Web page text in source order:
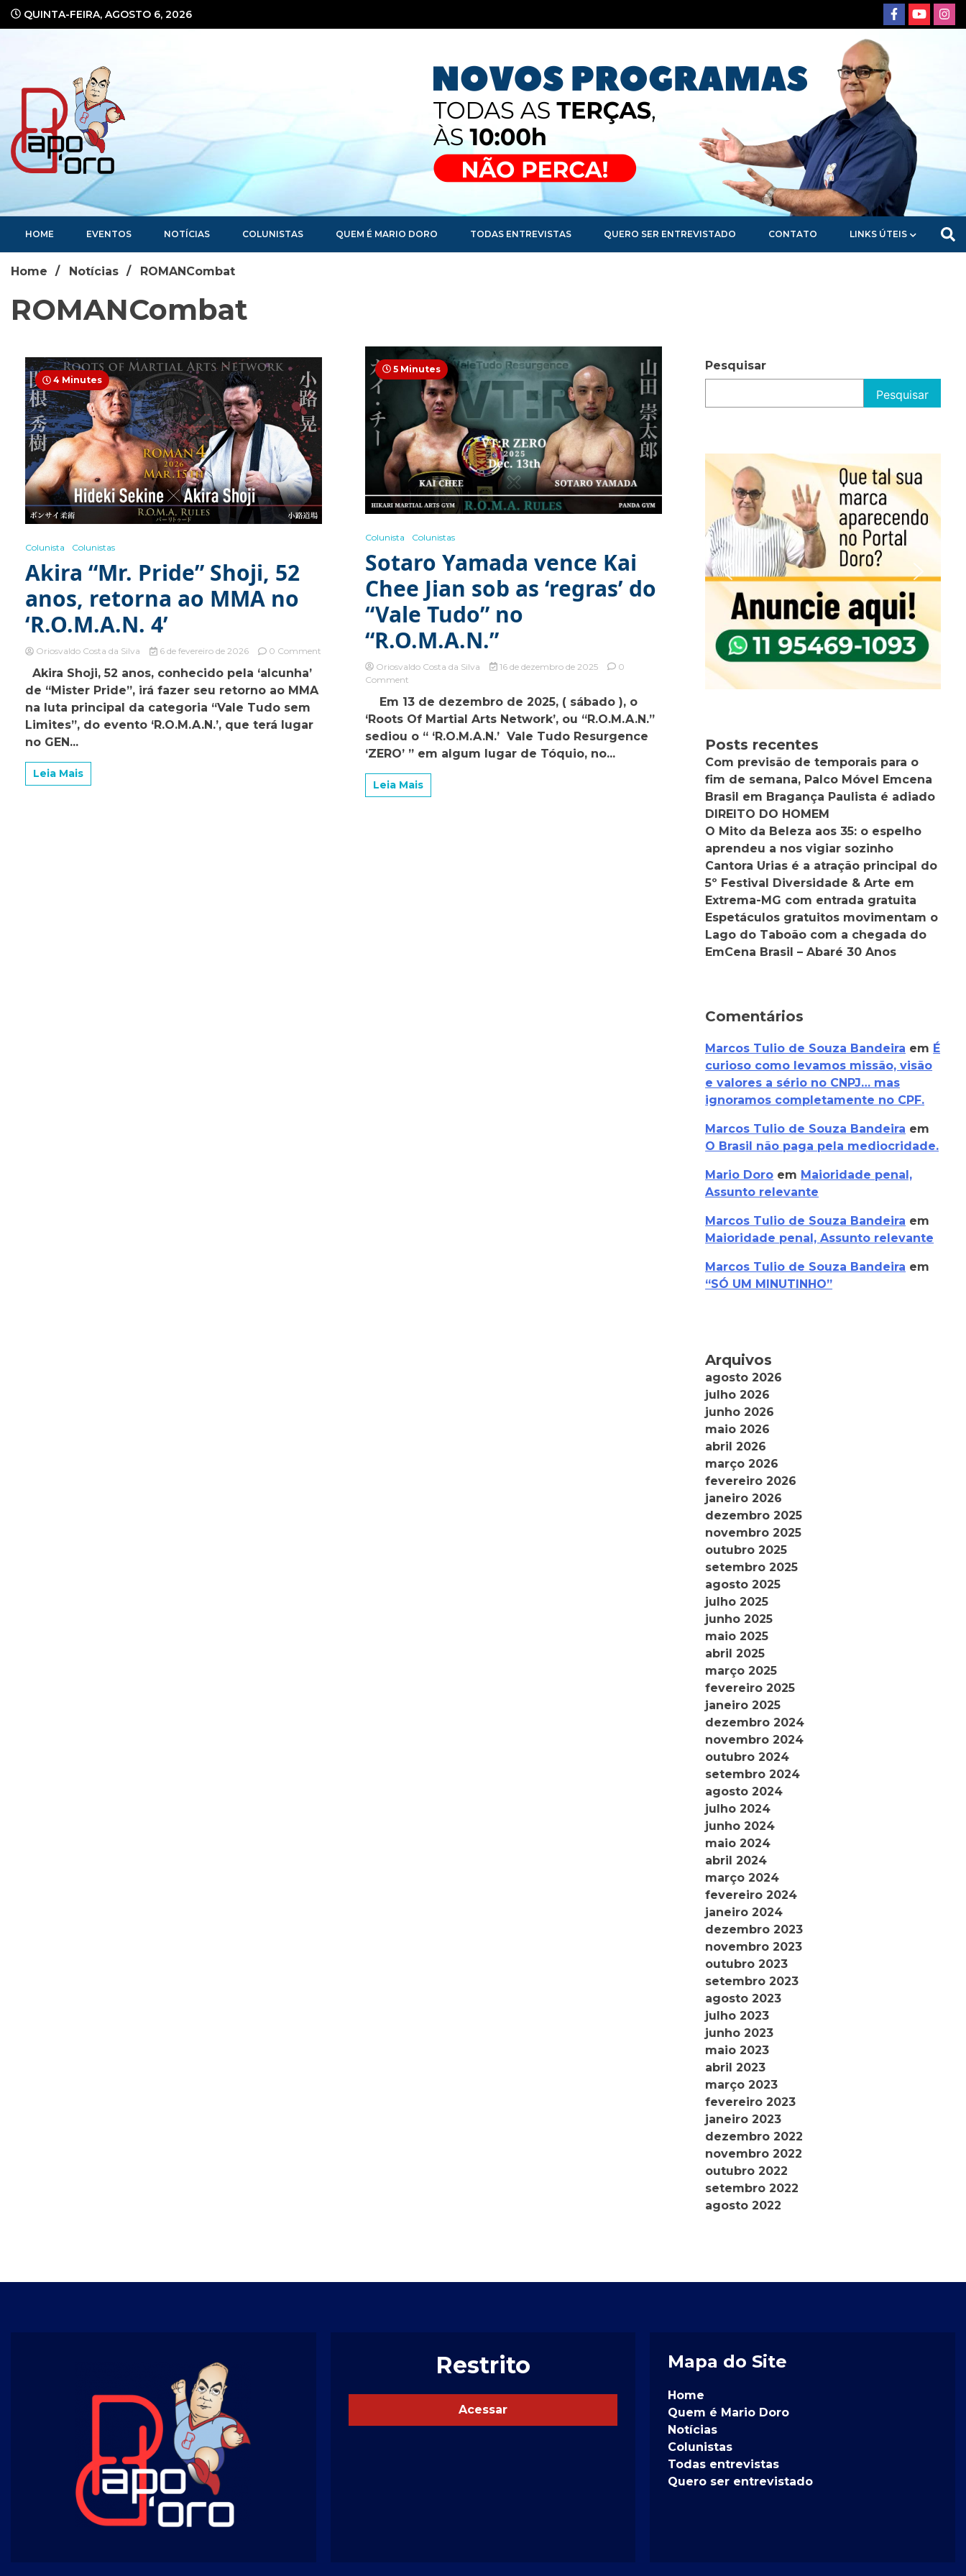
QUINTA-FEIRA, AGOSTO 6, 2026
Portal de Notícias
HOME EVENTOS NOTÍCIAS COLUNISTAS QUEM É MARIO DORO TODAS ENTREVISTAS QUERO SER ENTREVISTADO CONTATO LINKS ÚTEIS
Home Notícias ROMANCombat
ROMANCombat
4 Minutes
Colunista Colunistas
Akira “Mr. Pride” Shoji, 52
anos, retorna ao MMA no
‘R.O.M.A.N. 4’
Oriosvaldo Costa da Silva 6 de fevereiro de 2026
0 Comment
Akira
“Mr.
Pride”
Shoji,
52
anos,
MMA
Akira Shoji, 52 anos, conhecido pela ‘alcunha’
de “Mister Pride”, irá fazer seu retorno ao MMA
na luta principal da categoria “Vale Tudo sem
Limites”, do evento ‘R.O.M.A.N.’, que terá lugar
no GEN...
Leia Mais
5 Minutes
Colunista Colunistas
Sotaro Yamada vence Kai
Chee Jian sob as ‘regras’ do
“Vale Tudo” no
“R.O.M.A.N.”
Oriosvaldo Costa da Silva 16 de dezembro de 2025
0
Comment
Yamada
vence
Chee
Jian
as
‘regras’
Em 13 de dezembro de 2025, ( sábado ), o
‘Roots Of Martial Arts Network’, ou “R.O.M.A.N.”
sediou o “ ‘R.O.M.A.N.’ Vale Tudo Resurgence
‘ZERO’ ” em algum lugar de Tóquio, no...
Leia Mais
Pesquisar
Pesquisar
Posts recentes
Com previsão de temporais para o
fim de semana, Palco Móvel Emcena
Brasil em Bragança Paulista é adiado
DIREITO DO HOMEM
O Mito da Beleza aos 35: o espelho
aprendeu a nos vigiar sozinho
Cantora Urias é a atração principal do
5º Festival Diversidade & Arte em
Extrema-MG com entrada gratuita
Espetáculos gratuitos movimentam o
Lago do Taboão com a chegada do
EmCena Brasil – Abaré 30 Anos
Comentários
Marcos Tulio de Souza Bandeira em É
curioso como levamos missão, visão
e valores a sério no CNPJ… mas
ignoramos completamente no CPF.
Marcos Tulio de Souza Bandeira em
O Brasil não paga pela mediocridade.
Mario Doro em Maioridade penal,
Assunto relevante
Marcos Tulio de Souza Bandeira em
Maioridade penal, Assunto relevante
Marcos Tulio de Souza Bandeira em
“SÓ UM MINUTINHO”
Arquivos
agosto 2026
julho 2026
junho 2026
maio 2026
abril 2026
março 2026
fevereiro 2026
janeiro 2026
dezembro 2025
novembro 2025
outubro 2025
setembro 2025
agosto 2025
julho 2025
junho 2025
maio 2025
abril 2025
março 2025
fevereiro 2025
janeiro 2025
dezembro 2024
novembro 2024
outubro 2024
setembro 2024
agosto 2024
julho 2024
junho 2024
maio 2024
abril 2024
março 2024
fevereiro 2024
janeiro 2024
dezembro 2023
novembro 2023
outubro 2023
setembro 2023
agosto 2023
julho 2023
junho 2023
maio 2023
abril 2023
março 2023
fevereiro 2023
janeiro 2023
dezembro 2022
novembro 2022
outubro 2022
setembro 2022
agosto 2022
Restrito
Acessar
Mapa do Site
Home
Quem é Mario Doro
Notícias
Colunistas
Todas entrevistas
Quero ser entrevistado